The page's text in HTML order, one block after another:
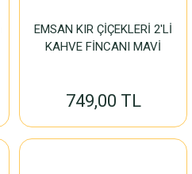
EMSAN KIR ÇİÇEKLERİ 2'Lİ
KAHVE FİNCANI MAVİ
749,00 TL